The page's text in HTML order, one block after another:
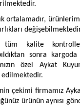
ortalamadır,
tüm kalite
sonra
özel Aykat
çekimi firmamız
ürünün aynısı